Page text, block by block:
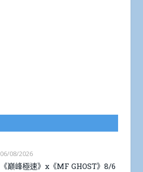
06/08/2026
《巔峰極速》x《MF GHOST》8/6